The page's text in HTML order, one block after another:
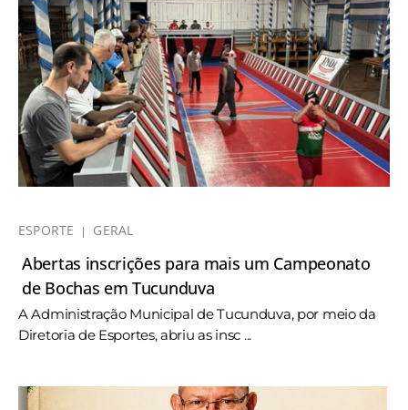
ESPORTE GERAL
Abertas inscrições para mais um Campeonato
de Bochas em Tucunduva
A Administração Municipal de Tucunduva, por meio da
Diretoria de Esportes, abriu as insc ...